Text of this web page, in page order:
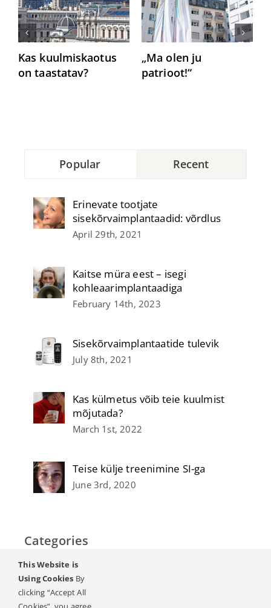
Kas kuulmiskaotus
on taastatav?
„Ma olen ju
patrioot!“
Popular Recent
Erinevate tootjate
sisekõrvaimplantaadid: võrdlus
April 29th, 2021
Kaitse müra eest – isegi
kohleaarimplantaadiga
February 14th, 2023
Sisekõrvaimplantaatide tulevik
July 8th, 2021
Kas külmetus võib teie kuulmist
mõjutada?
March 1st, 2022
Teise külje treenimine SI-ga
June 3rd, 2020
Categories
Home
This Website is
Using Cookies By
clicking “Accept All